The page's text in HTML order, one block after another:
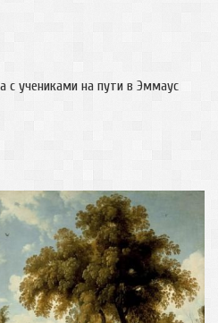
с учениками на пути в Эммаус